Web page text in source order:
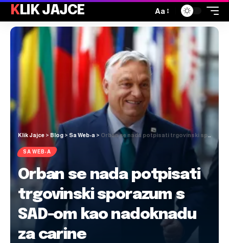
KLIK JAJCE Aa
Klik Jajce > Blog > Sa Web-a > Orban se nada potpisati trgovinski sporazum s SAD-om kao nadoknadu za carine
SA WEB-A
Orban se nada potpisati
trgovinski sporazum s
SAD-om kao nadoknadu
za carine